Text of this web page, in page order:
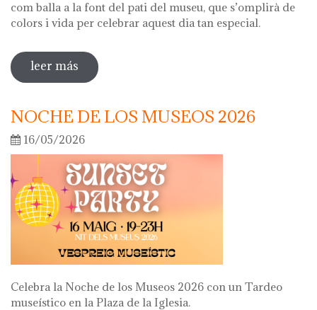
com balla a la font del pati del museu, que s’omplirà de
colors i vida per celebrar aquest dia tan especial.
leer más sobre diada de la flor
NOCHE DE LOS MUSEOS 2026
16/05/2026
Celebra la Noche de los Museos 2026 con un Tardeo
museístico en la Plaza de la Iglesia.